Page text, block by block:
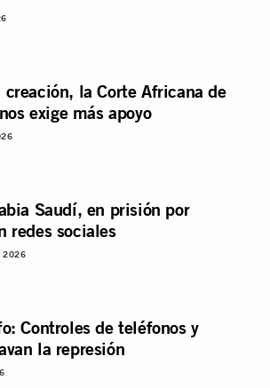
la Corte Africana de
exige más apoyo
Saudí, en prisión por
redes sociales
2026
Controles de teléfonos y
la represión